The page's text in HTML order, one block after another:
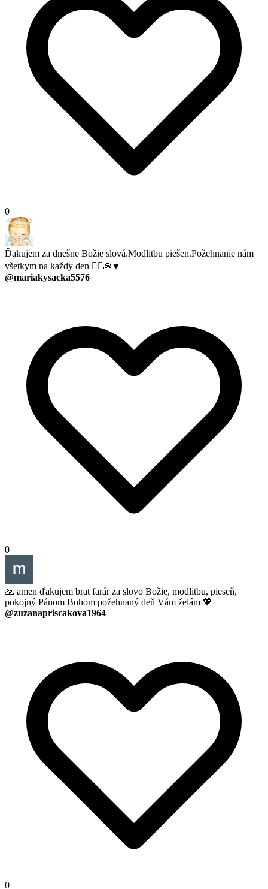
0
Ďakujem za dnešne Božie slová.Modlitbu piešen.Požehnanie nám
všetkym na každy den 🧎‍♀️🙏♥️
@mariakysacka5576
0
🙏 amen ďakujem brat farár za slovo Božie, modlitbu, pieseň,
pokojný Pánom Bohom požehnaný deň Vám želám 💖
@zuzanapriscakova1964
0